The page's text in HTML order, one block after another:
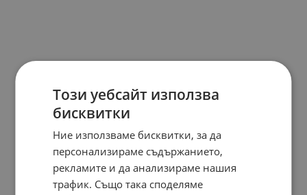
Този уебсайт използва
бисквитки
Ние използваме бисквитки, за да
персонализираме съдържанието,
рекламите и да анализираме нашия
трафик. Също така споделяме